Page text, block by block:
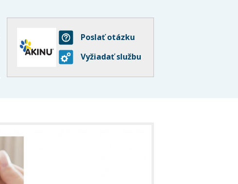
Poslať otázku
Vyžiadať službu